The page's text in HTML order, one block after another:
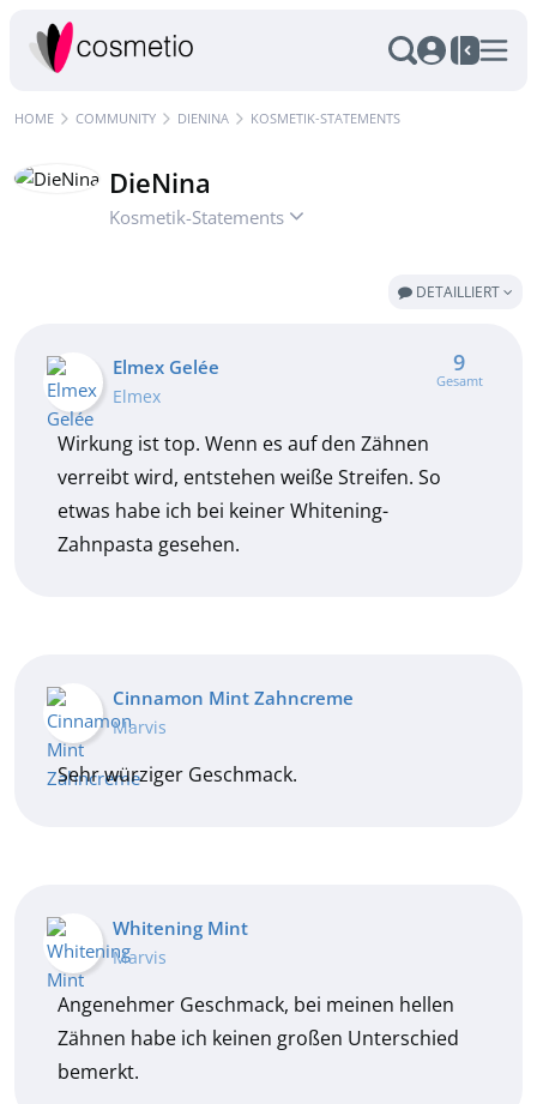
HOME COMMUNITY DIENINA KOSMETIK-STATEMENTS
DieNina
Kosmetik-Statements
DETAILLIERT
Elmex Gelée
Elmex
9
Gesamt
Wirkung ist top. Wenn es auf den Zähnen
verreibt wird, entstehen weiße Streifen. So
etwas habe ich bei keiner Whitening-
Zahnpasta gesehen.
Cinnamon Mint Zahncreme
Marvis
Sehr würziger Geschmack.
Whitening Mint
Marvis
Angenehmer Geschmack, bei meinen hellen
Zähnen habe ich keinen großen Unterschied
bemerkt.